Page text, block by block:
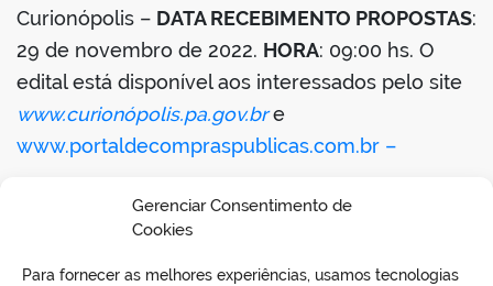
Gerenciar Consentimento de
Cookies
Para fornecer as melhores experiências, usamos tecnologias
Curionópolis – DATA RECEBIMENTO PROPOSTAS:
29 de novembro de 2022. HORA: 09:00 hs. O
edital está disponível aos interessados pelo site
www.curionópolis.pa.gov.bre
www.portaldecompraspublicas.com.br –
7 de novembro de 2022 – Daniel de Jesus
Macedo – Pregoeiro.